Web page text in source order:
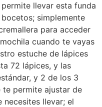
llevar esta funda
simplemente
para acceder
cuando te vayas
estuche de lápices
72 lápices, y las
y 2 de los 3
te permite ajustar de
necesites llevar; el